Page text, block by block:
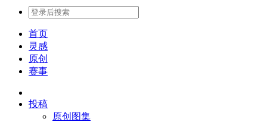
首页
灵感
原创
赛事
投稿
原创图集